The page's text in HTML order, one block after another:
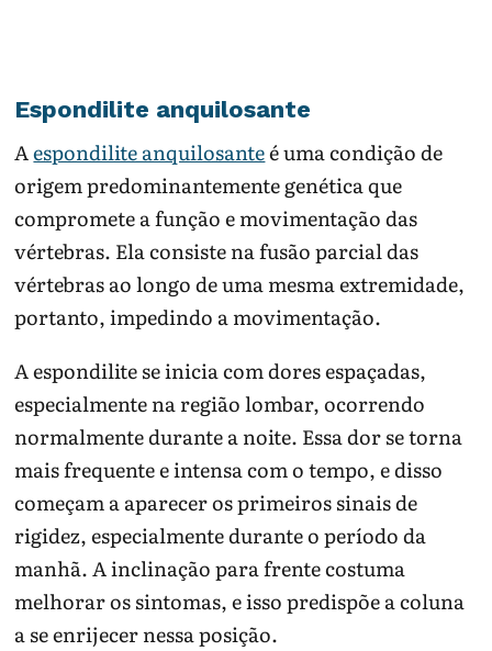
Espondilite anquilosante
Aespondilite anquilosanteé uma condição de
origem predominantemente genética que
compromete a função e movimentação das
vértebras. Ela consiste na fusão parcial das
vértebras ao longo de uma mesma extremidade,
portanto, impedindo a movimentação.
A espondilite se inicia com dores espaçadas,
especialmente na região lombar, ocorrendo
normalmente durante a noite. Essa dor se torna
mais frequente e intensa com o tempo, e disso
começam a aparecer os primeiros sinais de
rigidez, especialmente durante o período da
manhã. A inclinação para frente costuma
melhorar os sintomas, e isso predispõe a coluna
a se enrijecer nessa posição.